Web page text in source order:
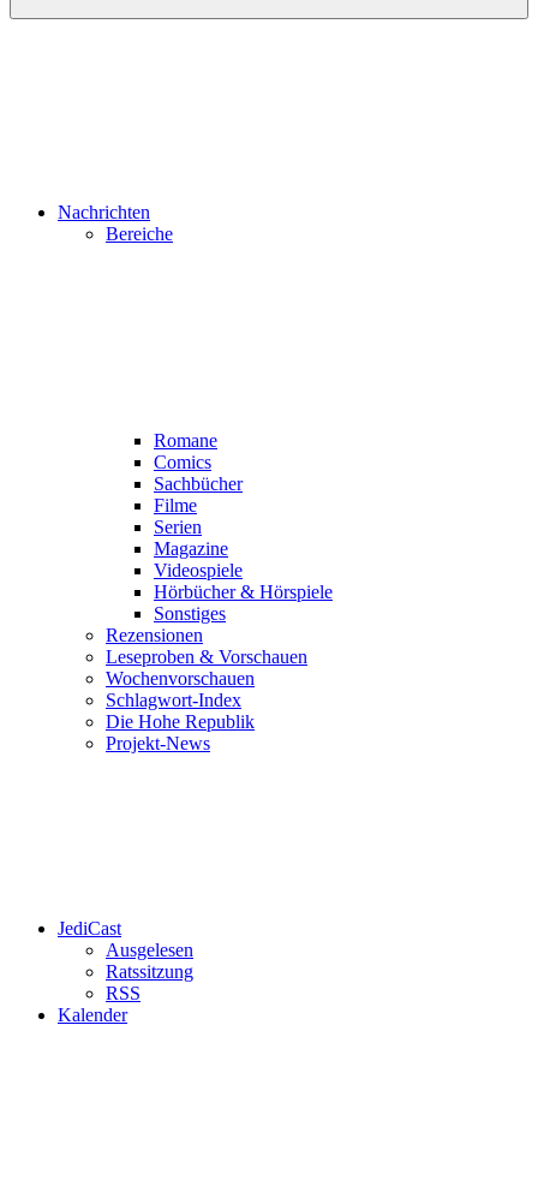
Nachrichten
Bereiche
Romane
Comics
Sachbücher
Filme
Serien
Magazine
Videospiele
Hörbücher & Hörspiele
Sonstiges
Rezensionen
Leseproben & Vorschauen
Wochenvorschauen
Schlagwort-Index
Die Hohe Republik
Projekt-News
JediCast
Ausgelesen
Ratssitzung
RSS
Kalender